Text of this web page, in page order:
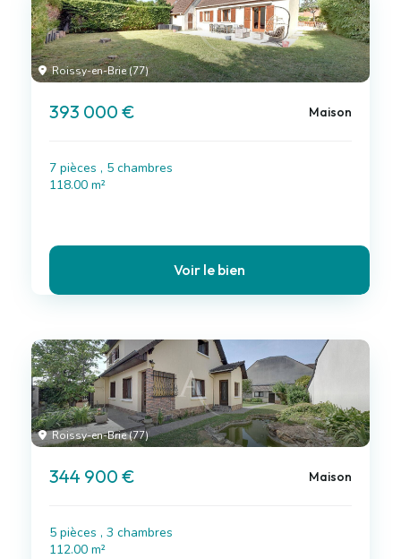
Roissy-en-Brie (77)
393 000 € Maison
7 pièces , 5 chambres
118.00 m²
Voir le bien
Roissy-en-Brie (77)
344 900 € Maison
5 pièces , 3 chambres
112.00 m²